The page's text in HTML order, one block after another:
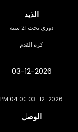
كرة القدم
دوري تحت 21 سنة
الذيد
03-12-2026
03-12-2026 04:00 PM
الوصل